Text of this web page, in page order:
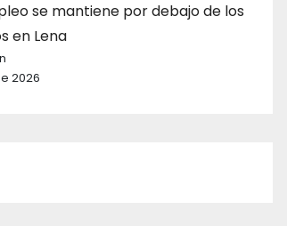
se mantiene por debajo de los
en Lena
2026